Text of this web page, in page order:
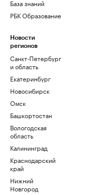
База знаний
РБК Образование
Новости
регионов
Санкт-Петербург
и область
Екатеринбург
Новосибирск
Омск
Башкортостан
Вологодская
область
Калининград
Краснодарский
край
Нижний
Новгород